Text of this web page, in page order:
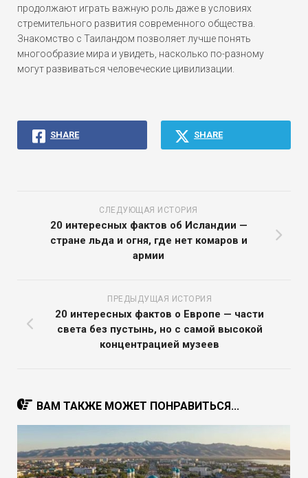
продолжают играть важную роль даже в условиях
стремительного развития современного общества.
Знакомство с Таиландом позволяет лучше понять
многообразие мира и увидеть, насколько по-разному
могут развиваться человеческие цивилизации.
SHARE SHARE
СЛЕДУЮЩАЯ ИСТОРИЯ
20 интересных фактов об Исландии —
стране льда и огня, где нет комаров и
армии
ПРЕДЫДУЩАЯ ИСТОРИЯ
20 интересных фактов о Европе — части
света без пустынь, но с самой высокой
концентрацией музеев
ВАМ ТАКЖЕ МОЖЕТ ПОНРАВИТЬСЯ...